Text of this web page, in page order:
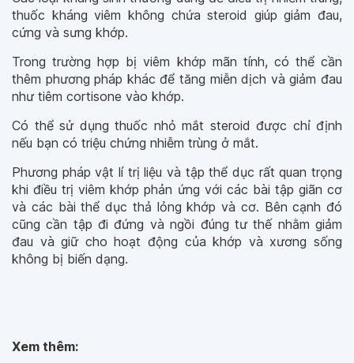
thuốc kháng viêm không chứa steroid giúp giảm đau,
cứng và sưng khớp.
Trong trường hợp bị viêm khớp mãn tính, có thể cần
thêm phương pháp khác để tăng miễn dịch và giảm đau
như tiêm cortisone vào khớp.
Có thể sử dụng thuốc nhỏ mắt steroid được chỉ định
nếu bạn có triệu chứng nhiễm trùng ở mắt.
Phương pháp vật lí trị liệu và tập thể dục rất quan trọng
khi điều trị viêm khớp phản ứng với các bài tập giãn cơ
và các bài thể dục thả lỏng khớp và cơ. Bên cạnh đó
cũng cần tập đi đứng và ngồi đúng tư thế nhằm giảm
đau và giữ cho hoạt động của khớp và xương sống
không bị biến dạng.
Xem thêm: